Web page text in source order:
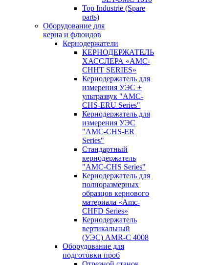
Top Industrie (Spare
parts)
Оборудование для
керна и флюидов
Кернодержатели
КЕРНОДЕРЖАТЕЛЬ
ХАССЛЕРА «AMC-
CHHT SERIES»
Кернодержатель для
измерения УЭС +
ультразвук "AMC-
CHS-ERU Series"
Кернодержатель для
измерения УЭС
"AMC-CHS-ER
Series"
Стандартный
кернодержатель
"AMC-CHS Series"
Кернодержатель для
полноразмерных
образцов кернового
материала «Amc-
CHFD Series»
Кернодержатель
вертикальный
(УЭС) AMR-C 4008
Оборудование для
подготовки проб